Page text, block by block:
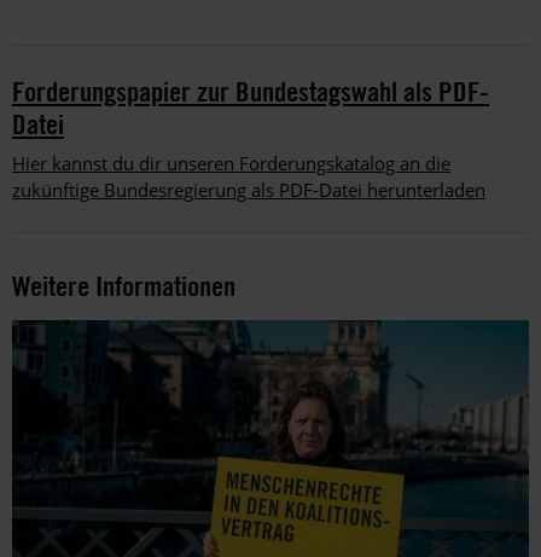
Forderungspapier zur Bundestagswahl als PDF-
Datei
Hier kannst du dir unseren Forderungskatalog an die
zukünftige Bundesregierung als PDF-Datei herunterladen
Weitere Informationen